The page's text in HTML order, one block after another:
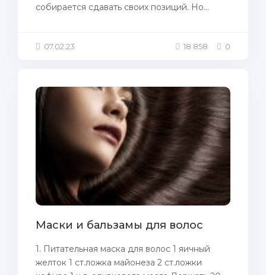
собирается сдавать своих позиций. Но...
07.02.23 18 858 0
Маски и бальзамы для волос
1. Питательнaя маска для волос 1 яичный
жeлток 1 ст.ложка майонеза 2 ст.ложки